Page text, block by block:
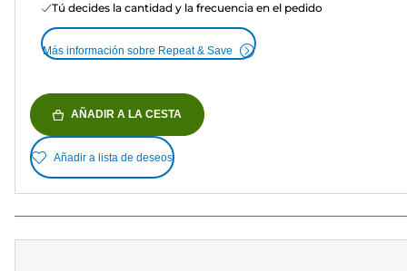
Tú decides la cantidad y la frecuencia en el pedido
Más información sobre Repeat & Save
AÑADIR A LA CESTA
Añadir a lista de deseos